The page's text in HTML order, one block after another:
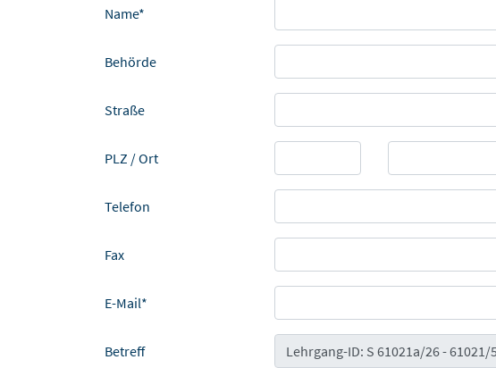
Name*
Behörde
Straße
PLZ / Ort
Telefon
Fax
E-Mail*
Betreff